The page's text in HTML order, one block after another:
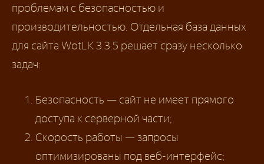
проблемам с безопасностью и
производительностью. Отдельная база данных
для сайта WotLK 3.3.5 решает сразу несколько
задач:
Безопасность — сайт не имеет прямого
доступа к серверной части;
Скорость работы — запросы
оптимизированы под веб-интерфейс;